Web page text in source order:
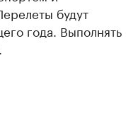
будут
года. Выполнять